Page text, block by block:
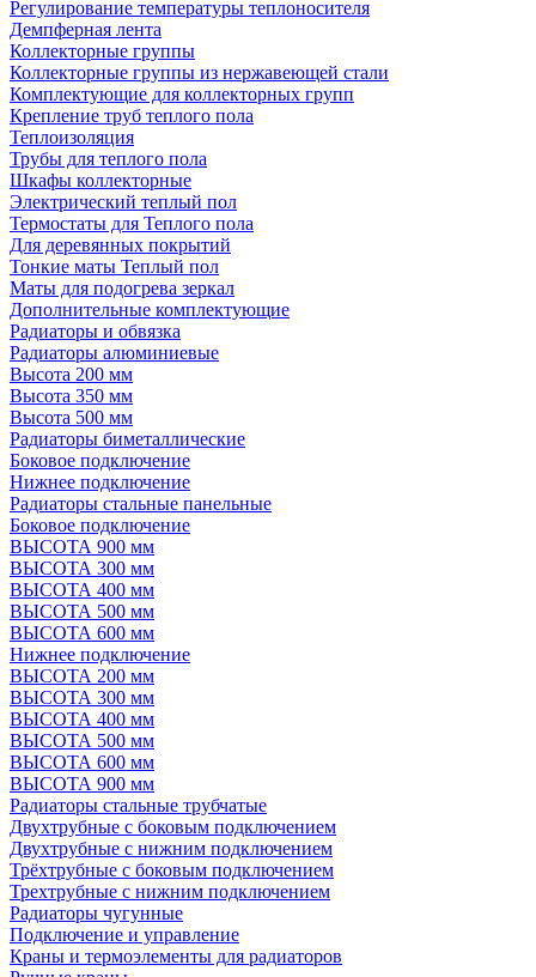
Регулирование температуры теплоносителя
Демпферная лента
Коллекторные группы
Коллекторные группы из нержавеющей стали
Комплектующие для коллекторных групп
Крепление труб теплого пола
Теплоизоляция
Трубы для теплого пола
Шкафы коллекторные
Электрический теплый пол
Термостаты для Теплого пола
Для деревянных покрытий
Тонкие маты Теплый пол
Маты для подогрева зеркал
Дополнительные комплектующие
Радиаторы и обвязка
Радиаторы алюминиевые
Высота 200 мм
Высота 350 мм
Высота 500 мм
Радиаторы биметаллические
Боковое подключение
Нижнее подключение
Радиаторы стальные панельные
Боковое подключение
ВЫСОТА 900 мм
ВЫСОТА 300 мм
ВЫСОТА 400 мм
ВЫСОТА 500 мм
ВЫСОТА 600 мм
Нижнее подключение
ВЫСОТА 200 мм
ВЫСОТА 300 мм
ВЫСОТА 400 мм
ВЫСОТА 500 мм
ВЫСОТА 600 мм
ВЫСОТА 900 мм
Радиаторы стальные трубчатые
Двухтрубные с боковым подключением
Двухтрубные с нижним подключением
Трёхтрубные с боковым подключением
Трехтрубные с нижним подключением
Радиаторы чугунные
Подключение и управление
Краны и термоэлементы для радиаторов